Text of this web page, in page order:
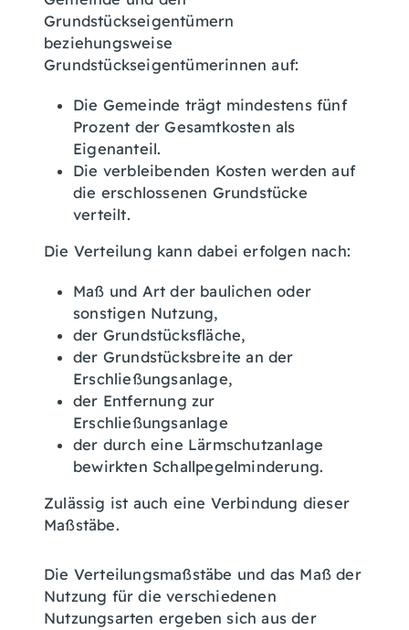
Grundstückseigentümern
beziehungsweise
Grundstückseigentümerinnen auf:
Die Gemeinde trägt mindestens fünf
Prozent der Gesamtkosten als
Eigenanteil.
Die verbleibenden Kosten werden auf
die erschlossenen Grundstücke
verteilt.
Die Verteilung kann dabei erfolgen nach:
Maß und Art der baulichen oder
sonstigen Nutzung,
der Grundstücksfläche,
der Grundstücksbreite an der
Erschließungsanlage,
der Entfernung zur
Erschließungsanlage
der durch eine Lärmschutzanlage
bewirkten Schallpegelminderung.
Zulässig ist auch eine Verbindung dieser
Maßstäbe.
Die Verteilungsmaßstäbe und das Maß der
Nutzung für die verschiedenen
Nutzungsarten ergeben sich aus der